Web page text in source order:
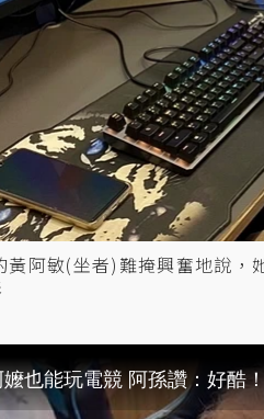
黃阿敏(坐者)難掩興奮地說，